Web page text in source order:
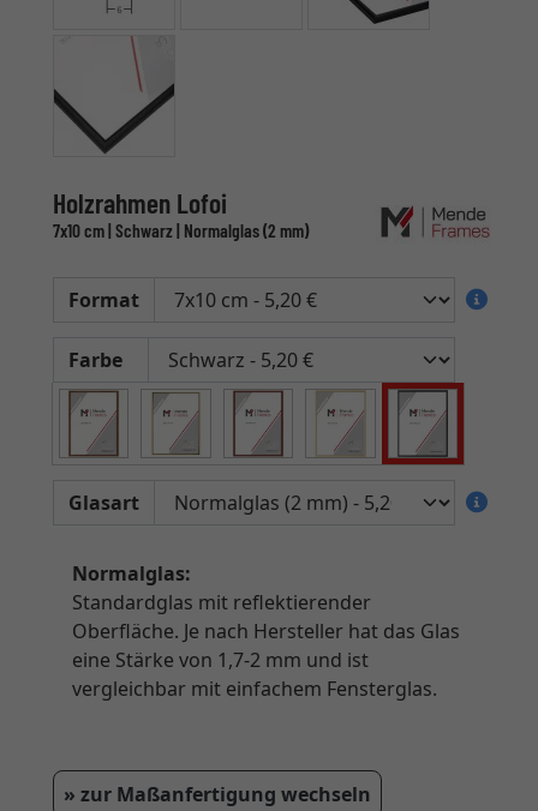
Holzrahmen Lofoi
7x10 cm | Schwarz | Normalglas (2 mm)
Format
Farbe
Glasart
Normalglas:
Standardglas mit reflektierender
Oberfläche. Je nach Hersteller hat das Glas
eine Stärke von 1,7-2 mm und ist
vergleichbar mit einfachem Fensterglas.
» zur Maßanfertigung wechseln